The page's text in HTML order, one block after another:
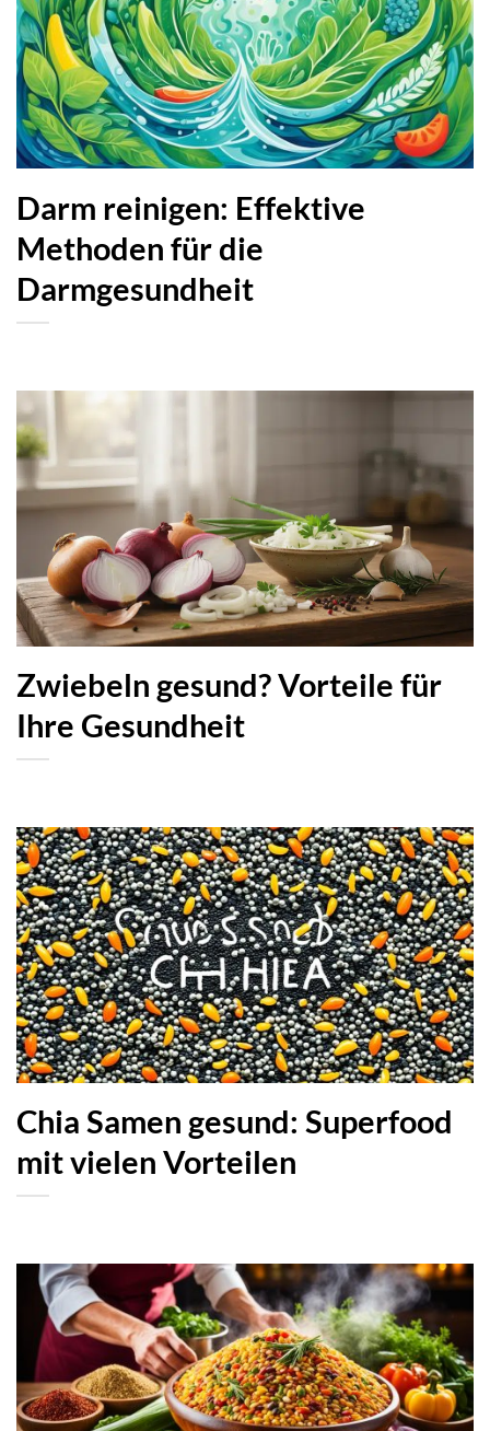
Darm reinigen: Effektive
Methoden für die
Darmgesundheit
Zwiebeln gesund? Vorteile für
Ihre Gesundheit
Chia Samen gesund: Superfood
mit vielen Vorteilen